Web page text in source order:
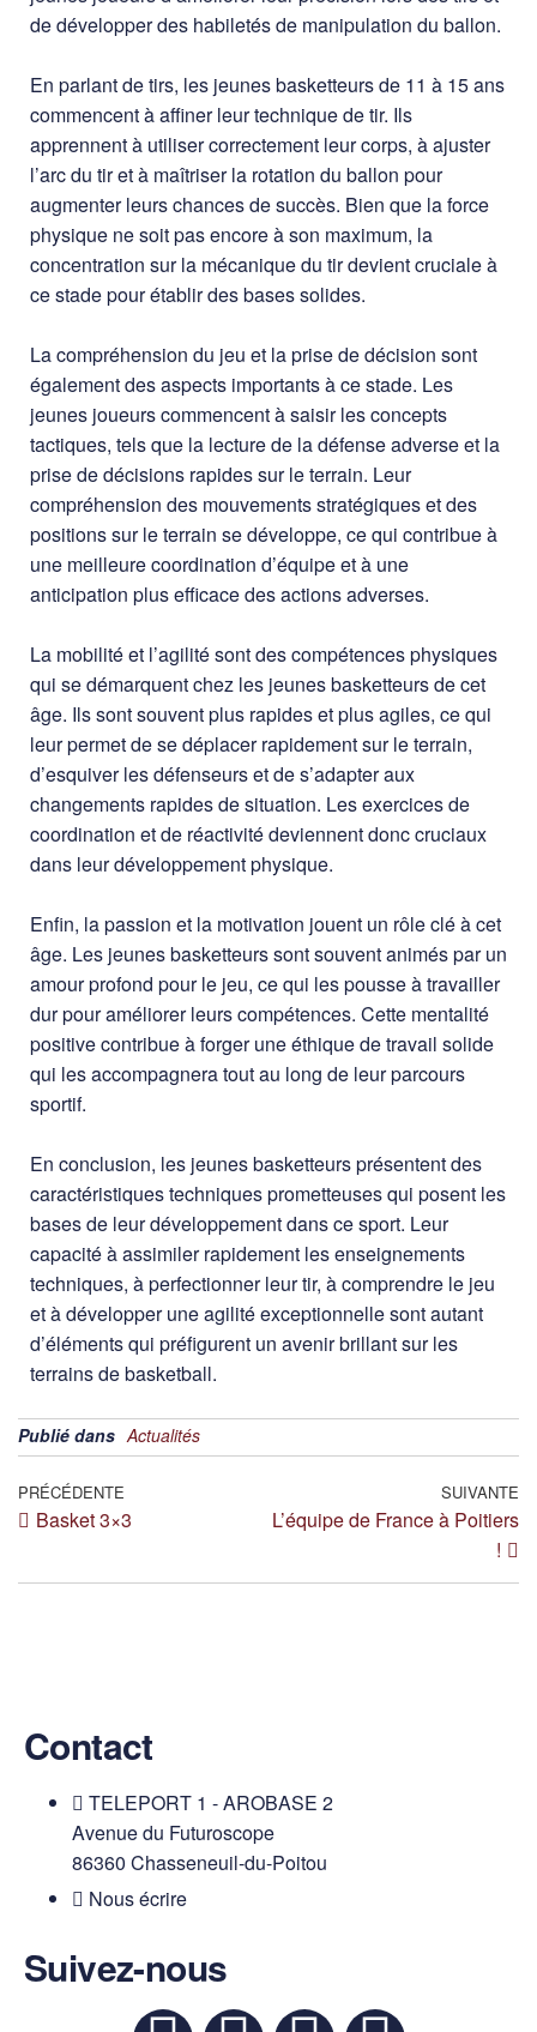
de développer des habiletés de manipulation du ballon.
En parlant de tirs, les jeunes basketteurs de 11 à 15 ans
commencent à affiner leur technique de tir. Ils
apprennent à utiliser correctement leur corps, à ajuster
l’arc du tir et à maîtriser la rotation du ballon pour
augmenter leurs chances de succès. Bien que la force
physique ne soit pas encore à son maximum, la
concentration sur la mécanique du tir devient cruciale à
ce stade pour établir des bases solides.
La compréhension du jeu et la prise de décision sont
également des aspects importants à ce stade. Les
jeunes joueurs commencent à saisir les concepts
tactiques, tels que la lecture de la défense adverse et la
prise de décisions rapides sur le terrain. Leur
compréhension des mouvements stratégiques et des
positions sur le terrain se développe, ce qui contribue à
une meilleure coordination d’équipe et à une
anticipation plus efficace des actions adverses.
La mobilité et l’agilité sont des compétences physiques
qui se démarquent chez les jeunes basketteurs de cet
âge. Ils sont souvent plus rapides et plus agiles, ce qui
leur permet de se déplacer rapidement sur le terrain,
d’esquiver les défenseurs et de s’adapter aux
changements rapides de situation. Les exercices de
coordination et de réactivité deviennent donc cruciaux
dans leur développement physique.
Enfin, la passion et la motivation jouent un rôle clé à cet
âge. Les jeunes basketteurs sont souvent animés par un
amour profond pour le jeu, ce qui les pousse à travailler
dur pour améliorer leurs compétences. Cette mentalité
positive contribue à forger une éthique de travail solide
qui les accompagnera tout au long de leur parcours
sportif.
En conclusion, les jeunes basketteurs présentent des
caractéristiques techniques prometteuses qui posent les
bases de leur développement dans ce sport. Leur
capacité à assimiler rapidement les enseignements
techniques, à perfectionner leur tir, à comprendre le jeu
et à développer une agilité exceptionnelle sont autant
d’éléments qui préfigurent un avenir brillant sur les
terrains de basketball.
Publié dans Actualités
PRÉCÉDENTE
Basket 3×3
SUIVANTE
L’équipe de France à Poitiers
!
Contact
TELEPORT 1 - AROBASE 2
Avenue du Futuroscope
86360 Chasseneuil-du-Poitou
Nous écrire
Suivez-nous